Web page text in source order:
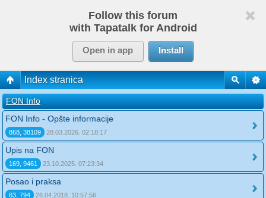
Follow this forum
with Tapatalk for Android
Open in app Install
Index stranica
FON Info
FON Info - Opšte informacije
868, 38109 28.03.2026. 02:18:17
Upis na FON
169, 9461 23.10.2025. 07:23:34
Posao i praksa
63, 794 26.04.2018. 10:57:56